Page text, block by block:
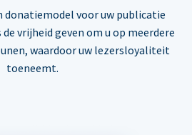
donatiemodel voor uw publicatie
vrijheid geven om u op meerdere
waardoor uw lezersloyaliteit
toeneemt.